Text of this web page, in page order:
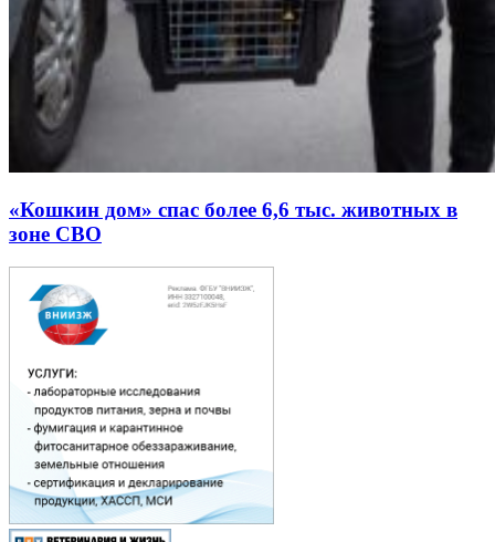
«Кошкин дом» спас более 6,6 тыс. животных в
зоне СВО